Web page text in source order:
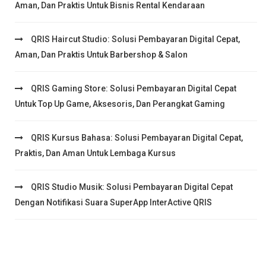
Aman, Dan Praktis Untuk Bisnis Rental Kendaraan
QRIS Haircut Studio: Solusi Pembayaran Digital Cepat,
Aman, Dan Praktis Untuk Barbershop & Salon
QRIS Gaming Store: Solusi Pembayaran Digital Cepat
Untuk Top Up Game, Aksesoris, Dan Perangkat Gaming
QRIS Kursus Bahasa: Solusi Pembayaran Digital Cepat,
Praktis, Dan Aman Untuk Lembaga Kursus
QRIS Studio Musik: Solusi Pembayaran Digital Cepat
Dengan Notifikasi Suara SuperApp InterActive QRIS